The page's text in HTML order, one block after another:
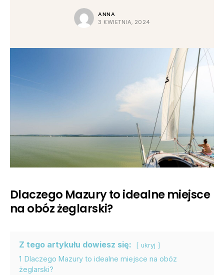
ANNA
3 KWIETNIA, 2024
Dlaczego Mazury to idealne miejsce
na obóz żeglarski?
Z tego artykułu dowiesz się: ukryj
1 Dlaczego Mazury to idealne miejsce na obóz
żeglarski?